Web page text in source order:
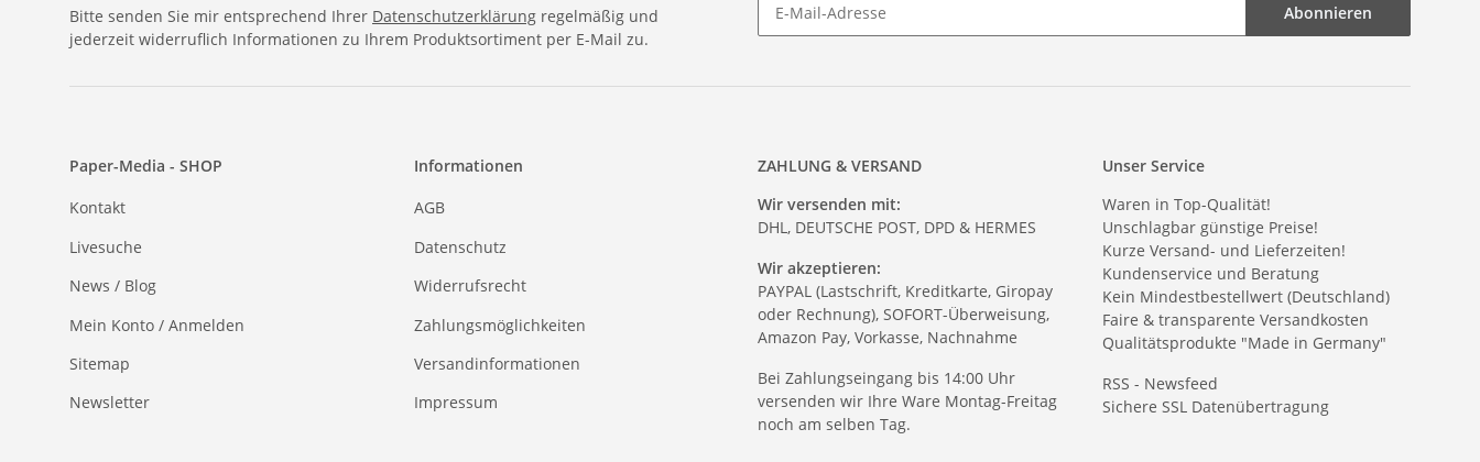
Bitte senden Sie mir entsprechend Ihrer Datenschutzerklärung regelmäßig und
jederzeit widerruflich Informationen zu Ihrem Produktsortiment per E-Mail zu.
Abonnieren
Paper-Media - SHOP
Kontakt
Livesuche
News / Blog
Mein Konto / Anmelden
Sitemap
Newsletter
Informationen
AGB
Datenschutz
Widerrufsrecht
Zahlungsmöglichkeiten
Versandinformationen
Impressum
ZAHLUNG & VERSAND
Wir versenden mit:
DHL, DEUTSCHE POST, DPD & HERMES
Wir akzeptieren:
PAYPAL (Lastschrift, Kreditkarte, Giropay
oder Rechnung), SOFORT-Überweisung,
Amazon Pay, Vorkasse, Nachnahme
Bei Zahlungseingang bis 14:00 Uhr
versenden wir Ihre Ware Montag-Freitag
noch am selben Tag.
Unser Service
Waren in Top-Qualität!
Unschlagbar günstige Preise!
Kurze Versand- und Lieferzeiten!
Kundenservice und Beratung
Kein Mindestbestellwert (Deutschland)
Faire & transparente Versandkosten
Qualitätsprodukte "Made in Germany"
RSS - Newsfeed
Sichere SSL Datenübertragung